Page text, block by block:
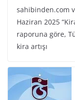
sahibinden.com
Haziran 2025
raporuna göre,
kira artışı